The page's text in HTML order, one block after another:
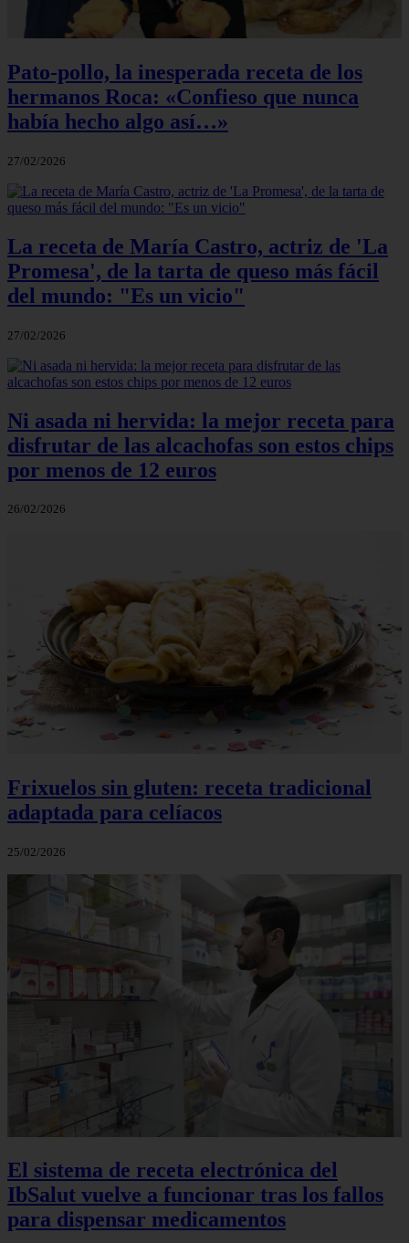
Pato-pollo, la inesperada receta de los
hermanos Roca: «Confieso que nunca
había hecho algo así…»
27/02/2026
La receta de María Castro, actriz de 'La
Promesa', de la tarta de queso más fácil
del mundo: "Es un vicio"
27/02/2026
Ni asada ni hervida: la mejor receta para
disfrutar de las alcachofas son estos chips
por menos de 12 euros
26/02/2026
Frixuelos sin gluten: receta tradicional
adaptada para celíacos
25/02/2026
El sistema de receta electrónica del
IbSalut vuelve a funcionar tras los fallos
para dispensar medicamentos